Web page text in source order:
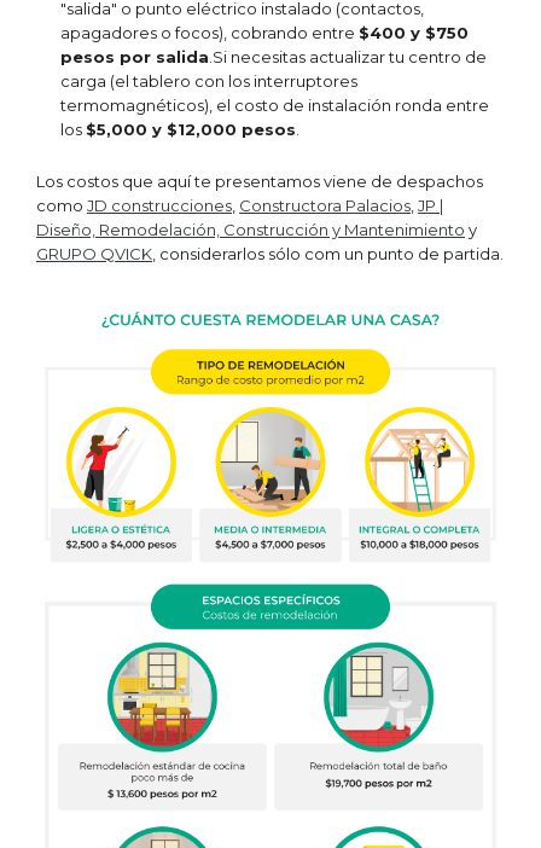
"salida" o punto eléctrico instalado (contactos,
apagadores o focos), cobrando entre $400 y $750
pesos por salida .Si necesitas actualizar tu centro de
carga (el tablero con los interruptores
termomagnéticos), el costo de instalación ronda entre
los $5,000 y $12,000 pesos
Los costos que aquí te presentamos viene de despachos
como JD construcciones Constructora Palacios JP |
Diseño, Remodelación, Construcción y Mantenimiento y
GRUPO QVICK , considerarlos sólo com un punto de partida.